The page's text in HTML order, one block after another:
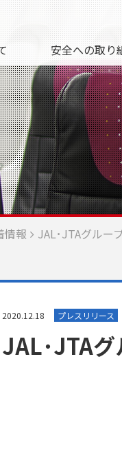
安全への取り
情報 JAL･JTAグルー
2020.12.18 プレスリリース
JAL･JTA